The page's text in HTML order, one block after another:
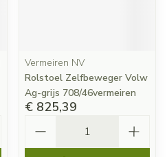
Vermeiren NV
Rolstoel Zelfbeweger Volw
Ag-grijs 708/46vermeiren
€ 825,39